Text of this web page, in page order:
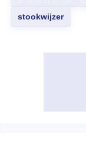
stookwijzer